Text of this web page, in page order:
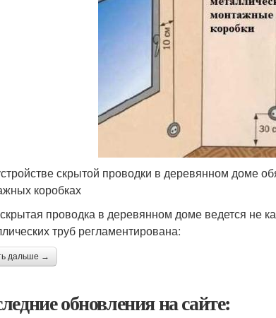
скрытой проводки в деревянном доме
коробках
проводка в деревянном доме ведется не
труб регламентирована:
дальше →
обновления на сайте: